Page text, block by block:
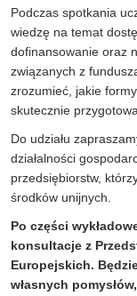
Podczas spotkania
wiedzę na temat
dofinansowanie oraz
związanych z
zrozumieć, jakie
skutecznie
Do udziału
działalności
przedsiębiorstw,
środków unijnych.
Po części
konsultacje z
Europejskich.
własnych